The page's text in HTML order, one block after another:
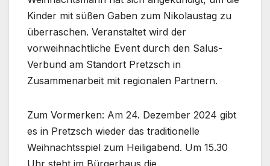
Kinder mit süßen Gaben zum Nikolaustag zu
überraschen. Veranstaltet wird der
vorweihnachtliche Event durch den Salus-
Verbund am Standort Pretzsch in
Zusammenarbeit mit regionalen Partnern.
Zum Vormerken: Am 24. Dezember 2024 gibt
es in Pretzsch wieder das traditionelle
Weihnachtsspiel zum Heiligabend. Um 15.30